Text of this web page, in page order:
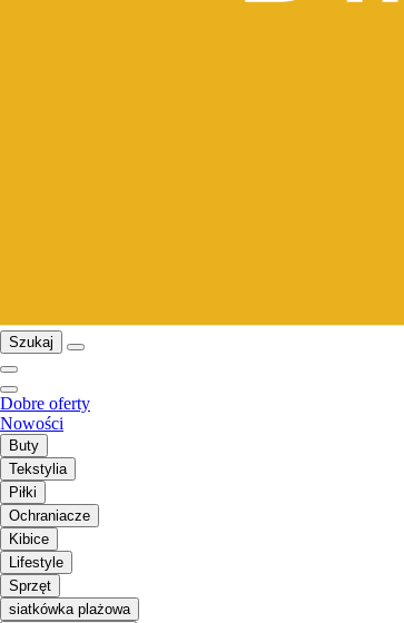
Szukaj
Dobre oferty
Nowości
Buty
Tekstylia
Piłki
Ochraniacze
Kibice
Lifestyle
Sprzęt
siatkówka plażowa